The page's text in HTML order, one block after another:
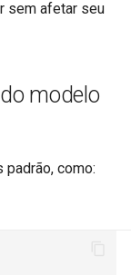
sem afetar seu
modelo
como: